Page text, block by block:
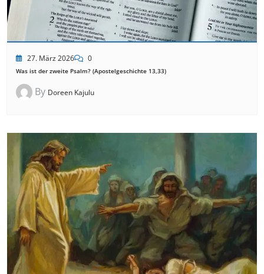
27. März 2026 0
Was ist der zweite Psalm? (Apostelgeschichte 13,33)
By Doreen Kajulu